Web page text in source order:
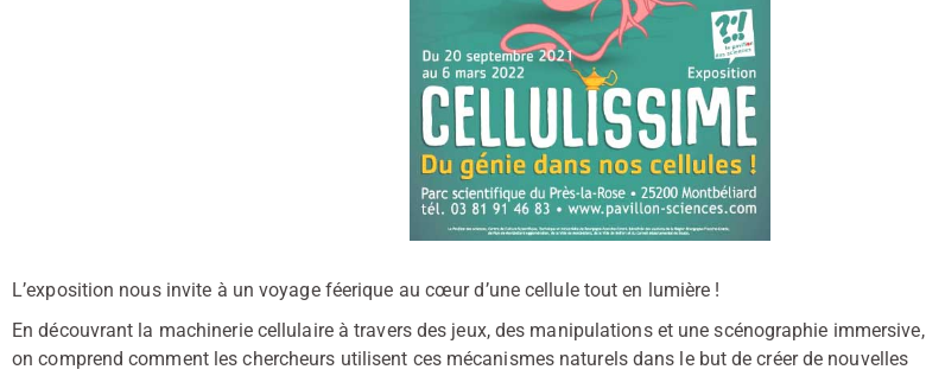
L’exposition nous invite à un voyage féerique au cœur d’une cellule tout en lumière !
En découvrant la machinerie cellulaire à travers des jeux, des manipulations et une scénographie immersive,
on comprend comment les chercheurs utilisent ces mécanismes naturels dans le but de créer de nouvelles